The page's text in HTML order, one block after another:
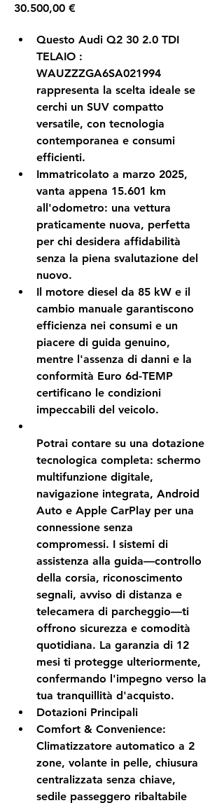
30.500,00 €Prezzo
Questo Audi Q2 30 2.0 TDI
TELAIO :
WAUZZZGA6SA021994
rappresenta la scelta ideale se
cerchi un SUV compatto
versatile, con tecnologia
contemporanea e consumi
efficienti.
Immatricolato a marzo 2025,
vanta appena 15.601 km
all'odometro: una vettura
praticamente nuova, perfetta
per chi desidera affidabilità
senza la piena svalutazione del
nuovo.
Il motore diesel da 85 kW e il
cambio manuale garantiscono
efficienza nei consumi e un
piacere di guida genuino,
mentre l'assenza di danni e la
conformità Euro 6d-TEMP
certificano le condizioni
impeccabili del veicolo.
Potrai contare su una dotazione
tecnologica completa: schermo
multifunzione digitale,
navigazione integrata, Android
Auto e Apple CarPlay per una
connessione senza
compromessi. I sistemi di
assistenza alla guida—controllo
della corsia, riconoscimento
segnali, avviso di distanza e
telecamera di parcheggio—ti
offrono sicurezza e comodità
quotidiana. La garanzia di 12
mesi ti protegge ulteriormente,
confermando l'impegno verso la
tua tranquillità d'acquisto.
Dotazioni Principali
Comfort & Convenience:
Climatizzatore automatico a 2
zone, volante in pelle, chiusura
centralizzata senza chiave,
sedile passeggero ribaltabile